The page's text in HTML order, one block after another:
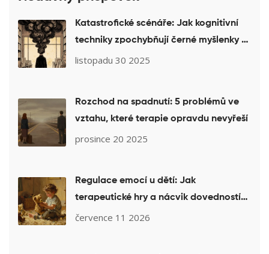
Katastrofické scénáře: Jak kognitivní
techniky zpochybňují černé myšlenky a
uvolňují úzkost
listopadu 30 2025
Rozchod na spadnutí: 5 problémů ve
vztahu, které terapie opravdu nevyřeší
prosince 20 2025
Regulace emocí u dětí: Jak
terapeutické hry a nácvik dovedností
pomáhají dětem zvládat pocity
července 11 2026